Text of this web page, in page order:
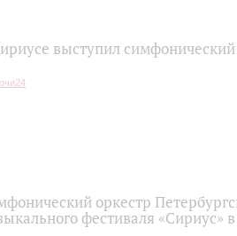
выступил
оркестр
фестиваля «Сириус»